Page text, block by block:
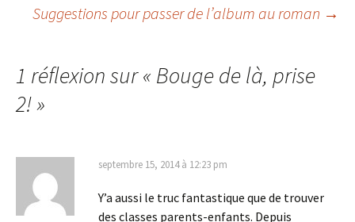
Navigation
des
articles
Suggestions pour passer de l’album au roman →
1 réflexion sur « Bouge de là, prise
2!»
septembre 15, 2014 à 12:23 pm
Y’a aussi le truc fantastique que de trouver
des classes parents-enfants. Depuis